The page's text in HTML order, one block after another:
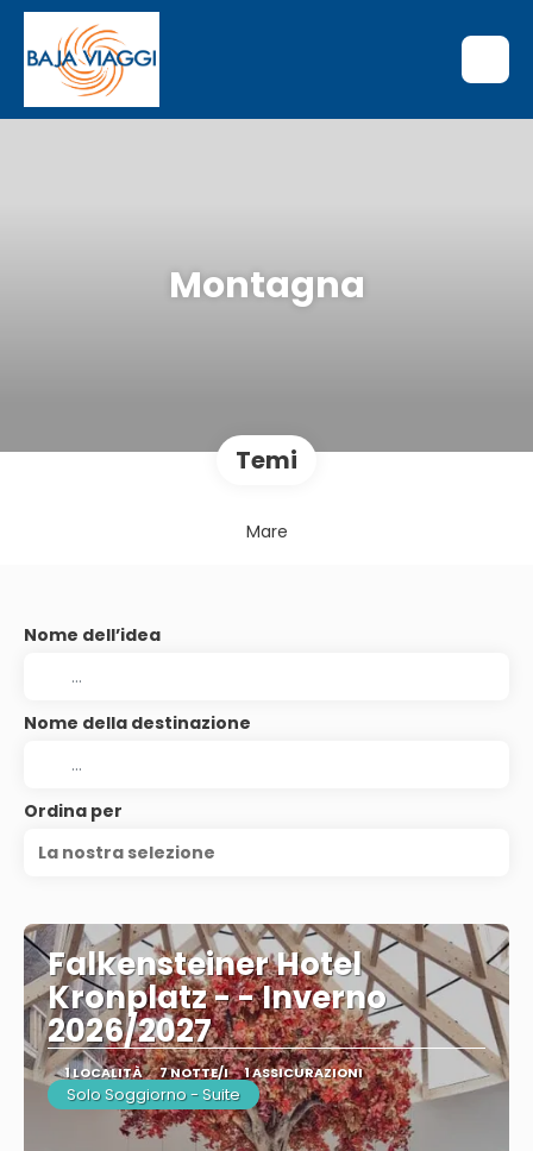
Montagna
Temi
Mare
Nome dell’idea
Nome della destinazione
Ordina per
La nostra selezione
Falkensteiner Hotel
Kronplatz - - Inverno
2026/2027
1 LOCALITÀ 7 NOTTE/I 1 ASSICURAZIONI
Solo Soggiorno - Suite